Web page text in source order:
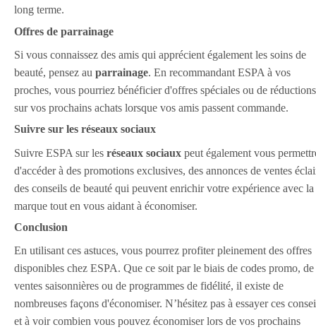
long terme.
Offres de parrainage
Si vous connaissez des amis qui apprécient également les soins de
beauté, pensez au parrainage. En recommandant ESPA à vos
proches, vous pourriez bénéficier d'offres spéciales ou de réductions
sur vos prochains achats lorsque vos amis passent commande.
Suivre sur les réseaux sociaux
Suivre ESPA sur les réseaux sociaux peut également vous
d'accéder à des promotions exclusives, des annonces de ventes
des conseils de beauté qui peuvent enrichir votre expérience avec la
marque tout en vous aidant à économiser.
Conclusion
En utilisant ces astuces, vous pourrez profiter pleinement des offres
disponibles chez ESPA. Que ce soit par le biais de codes promo, de
ventes saisonnières ou de programmes de fidélité, il existe de
nombreuses façons d'économiser. N’hésitez pas à essayer ces
et à voir combien vous pouvez économiser lors de vos prochains